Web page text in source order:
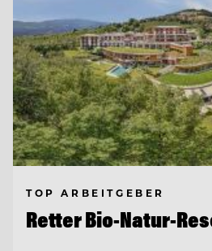
TOP ARBEITGEBER
Retter Bio-Natur-